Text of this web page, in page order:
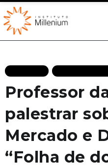
Professor
palestrar
Mercado e
“Folha de